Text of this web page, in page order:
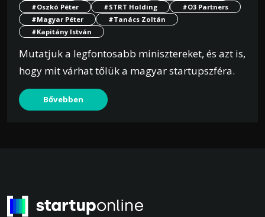
#Oszkó Péter
#STRT Holding
#O3 Partners
#Magyar Péter
#Tanács Zoltán
#Kapitány István
Mutatjuk a legfontosabb minisztereket, és azt is,
hogy mit várhat tőlük a magyar startupszféra.
Bővebben